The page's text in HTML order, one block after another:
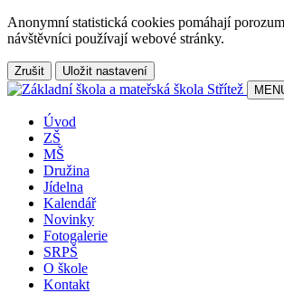
Anonymní statistická cookies pomáhají
návštěvníci používají webové stránky.
Zrušit
Uložit nastavení
Úvod
ZŠ
MŠ
Družina
Jídelna
Kalendář
Novinky
Fotogalerie
SRPŠ
O škole
Kontakt